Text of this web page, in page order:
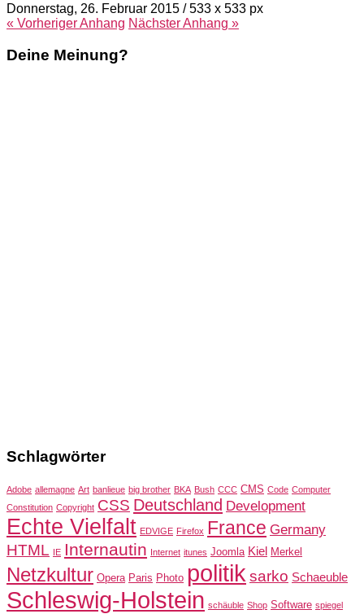
Donnerstag, 26. Februar 2015 /533 x 533 px
« VorherigerAnhang NächsterAnhang »
Deine Meinung?
Schlagwörter
Adobe allemagne Art banlieue big brother BKA Bush CCC CMS Code Computer
Constitution Copyright CSS Deutschland Development
Echte Vielfalt EDVIGE Firefox France Germany
HTML IE Internautin Internet itunes Joomla Kiel Merkel
Netzkultur Opera Paris Photo politik sarko Schaeuble
Schleswig-Holstein schäuble Shop Software spiegel